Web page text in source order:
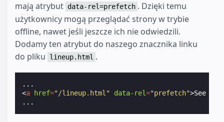
mają atrybut data-rel=prefetch . Dzięki temu
użytkownicy mogą przeglądać strony w trybie
offline, nawet jeśli jeszcze ich nie odwiedzili.
Dodamy ten atrybut do naszego znacznika linku
do pliku
lineup.html .
<a href="/lineup.html" data-rel="prefetch">See